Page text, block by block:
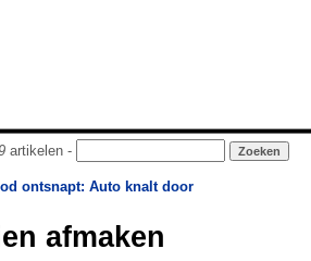
artikelen -
ontsnapt: Auto knalt door
afmaken